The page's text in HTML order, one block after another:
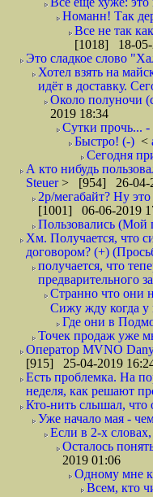
Номанн! Так
Все не так
[1018] 18-05-
Это сладкое слово
Хотел взять на
идёт в доставку.
Около полуночи
2019 18:34
Сутки прочь...
Быстро! (-) <
Сегодня
А кто нибудь
Steuer> [954] 26-04-
2р/мегабайт? Ну
[1001] 06-06-2019
Пользовались (Мой
Хм. Получается, что
договором? (+)
получается, что
предварительного
Странно что они
Сижу жду когда у
Где они в
Точек продаж уже
Оператор MVNO
[915] 25-04-2019
Есть проблемка. На
неделя, как решают
Кто-нить слышал, что
Уже начало мая -
Если в 2-х
Осталось
2019 01:06
Одному мне
Всем, кто